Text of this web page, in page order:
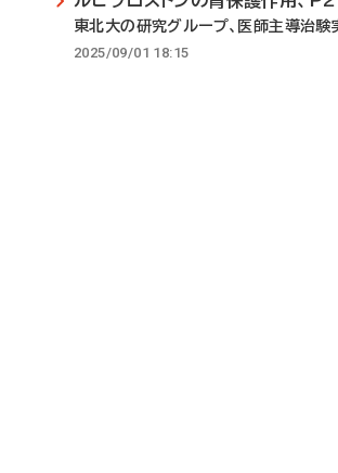
東北大の研究グループ、医師主導治験
2025/09/01 18:15